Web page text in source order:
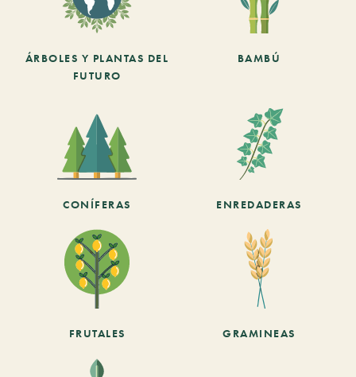
ÁRBOLES Y PLANTAS DEL
FUTURO
BAMBÚ
CONÍFERAS ENREDADERAS
FRUTALES GRAMINEAS